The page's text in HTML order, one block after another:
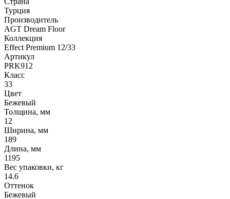
Турция
Производитель
AGT Dream Floor
Коллекция
Effect Premium 12/33
Артикул
PRK912
Класс
33
Цвет
Бежевый
Толщина, мм
12
Ширина, мм
189
Длина, мм
1195
Вес упаковки, кг
14.6
Оттенок
Бежевый